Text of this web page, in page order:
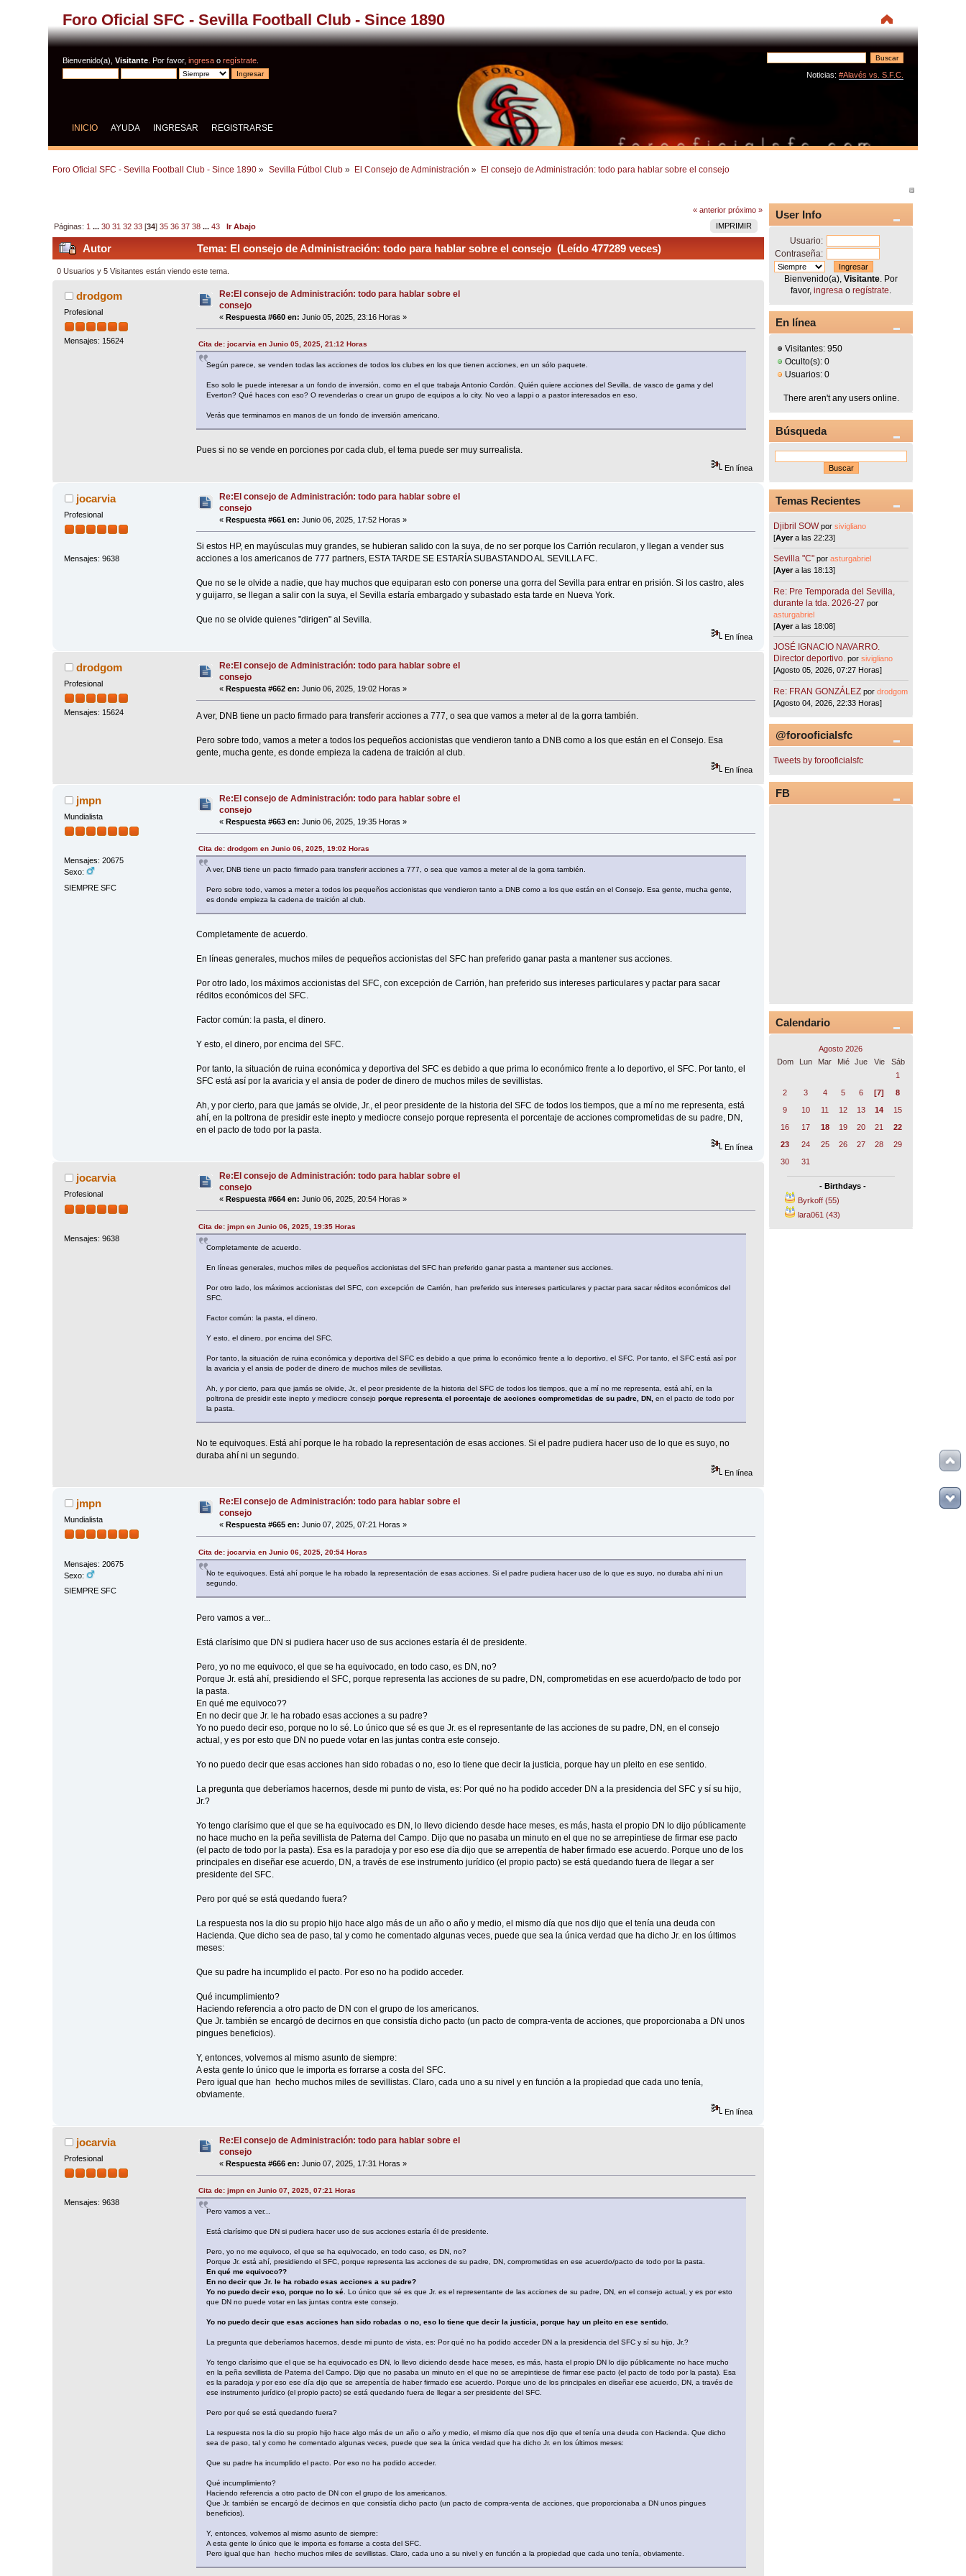
Foro Oficial SFC - Sevilla Football Club - Since 1890
Bienvenido(a),Visitante . Por favor,ingresa oregístrate
Noticias: #Alavés vs. S.F.C.
INICIO AYUDA INGRESAR REGISTRARSE
Foro Oficial SFC - Sevilla Football Club - Since 1890 » Sevilla Fútbol Club» El Consejo de Administración » El consejo de Administración: todo para hablar sobre el consejo
« anterior próximo »
IMPRIMIR
Páginas: 1 ...30 31 32 33 [34]35 36 37 38 ...43 Ir Abajo
Autor Tema: El consejo de Administración: todo para hablar sobre el consejo (Leído 477289 veces)
0 Usuarios y 5 Visitantes están viendo este tema.
drodgom
Profesional
Mensajes: 15624
Re:El consejo de Administración: todo para hablar sobre el
consejo
«Respuesta #660 en: Junio 05, 2025, 23:16 Horas »
Cita de: jocarvia en Junio 05, 2025, 21:12 Horas
Según parece, se venden todas las acciones de todos los clubes en los que tienen acciones, en un sólo paquete.
Eso solo le puede interesar a un fondo de inversión, como en el que trabaja Antonio Cordón. Quién quiere acciones del Sevilla, de vasco de gama y del
Everton? Qué haces con eso? O revenderlas o crear un grupo de equipos a lo city. No veo a lappi o a pastor interesados en eso.
Verás que terminamos en manos de un fondo de inversión americano.
Pues si no se vende en porciones por cada club, el tema puede ser muy surrealista.
En línea
jocarvia
Profesional
Mensajes: 9638
Re:El consejo de Administración: todo para hablar sobre el
consejo
«Respuesta #661 en: Junio 06, 2025, 17:52 Horas »
Si estos HP, en mayúsculas muy grandes, se hubieran salido con la suya, de no ser porque los Carrión recularon, y llegan a vender sus
acciones a los americanos de 777 partners, ESTA TARDE SE ESTARÍA SUBASTANDO AL SEVILLA FC.
Que no se le olvide a nadie, que hay muchos que equiparan esto con ponerse una gorra del Sevilla para entrar en prisión. Si los castro, ales
y guijarro, se llegan a salir con la suya, el Sevilla estaría embargado y subastado esta tarde en Nueva York.
Que no se olvide quienes "dirigen" al Sevilla.
En línea
drodgom
Profesional
Mensajes: 15624
Re:El consejo de Administración: todo para hablar sobre el
consejo
« Respuesta #662 en: Junio 06, 2025, 19:02 Horas »
A ver, DNB tiene un pacto firmado para transferir acciones a 777, o sea que vamos a meter al de la gorra también.
Pero sobre todo, vamos a meter a todos los pequeños accionistas que vendieron tanto a DNB como a los que están en el Consejo. Esa
gente, mucha gente, es donde empieza la cadena de traición al club.
En línea
jmpn
Mundialista
Mensajes: 20675
Sexo:
SIEMPRE SFC
Re:El consejo de Administración: todo para hablar sobre el
consejo
«Respuesta #663 en: Junio 06, 2025, 19:35 Horas »
Cita de: drodgom en Junio 06, 2025, 19:02 Horas
A ver, DNB tiene un pacto firmado para transferir acciones a 777, o sea que vamos a meter al de la gorra también.
Pero sobre todo, vamos a meter a todos los pequeños accionistas que vendieron tanto a DNB como a los que están en el Consejo. Esa gente, mucha gente,
es donde empieza la cadena de traición al club.
Completamente de acuerdo.
En líneas generales, muchos miles de pequeños accionistas del SFC han preferido ganar pasta a mantener sus acciones.
Por otro lado, los máximos accionistas del SFC, con excepción de Carrión, han preferido sus intereses particulares y pactar para sacar
réditos económicos del SFC.
Factor común: la pasta, el dinero.
Y esto, el dinero, por encima del SFC.
Por tanto, la situación de ruina económica y deportiva del SFC es debido a que prima lo económico frente a lo deportivo, el SFC. Por tanto, el
SFC está así por la avaricia y el ansia de poder de dinero de muchos miles de sevillistas.
Ah, y por cierto, para que jamás se olvide, Jr., el peor presidente de la historia del SFC de todos los tiempos, que a mí no me representa, está
ahí, en la poltrona de presidir este inepto y mediocre consejo porque representa el porcentaje de acciones comprometidas de su padre, DN,
en el pacto de todo por la pasta.
En línea
jocarvia
Profesional
Mensajes: 9638
Re:El consejo de Administración: todo para hablar sobre el
consejo
« Respuesta #664 en: Junio 06, 2025, 20:54 Horas »
Cita de: jmpn en Junio 06, 2025, 19:35 Horas
Completamente de acuerdo.
En líneas generales, muchos miles de pequeños accionistas del SFC han preferido ganar pasta a mantener sus acciones.
Por otro lado, los máximos accionistas del SFC, con excepción de Carrión, han preferido sus intereses particulares y pactar para sacar réditos económicos del
SFC.
Factor común: la pasta, el dinero.
Y esto, el dinero, por encima del SFC.
Por tanto, la situación de ruina económica y deportiva del SFC es debido a que prima lo económico frente a lo deportivo, el SFC. Por tanto, el SFC está así por
la avaricia y el ansia de poder de dinero de muchos miles de sevillistas.
Ah, y por cierto, para que jamás se olvide, Jr., el peor presidente de la historia del SFC de todos los tiempos, que a mí no me representa, está ahí, en la
poltrona de presidir este inepto y mediocre consejo porque representa el porcentaje de acciones comprometidas de su padre, DN, en el pacto de todo por
la pasta.
No te equivoques. Está ahí porque le ha robado la representación de esas acciones. Si el padre pudiera hacer uso de lo que es suyo, no
duraba ahí ni un segundo.
En línea
jmpn
Mundialista
Mensajes: 20675
Sexo:
SIEMPRE SFC
Re:El consejo de Administración: todo para hablar sobre el
consejo
«Respuesta #665 en: Junio 07, 2025, 07:21 Horas »
Cita de: jocarvia en Junio 06, 2025, 20:54 Horas
No te equivoques. Está ahí porque le ha robado la representación de esas acciones. Si el padre pudiera hacer uso de lo que es suyo, no duraba ahí ni un
segundo.
Pero vamos a ver...
Está clarísimo que DN si pudiera hacer uso de sus acciones estaría él de presidente.
Pero, yo no me equivoco, el que se ha equivocado, en todo caso, es DN, no?
Porque Jr. está ahí, presidiendo el SFC, porque representa las acciones de su padre, DN, comprometidas en ese acuerdo/pacto de todo por
la pasta.
En qué me equivoco??
En no decir que Jr. le ha robado esas acciones a su padre?
Yo no puedo decir eso, porque no lo sé. Lo único que sé es que Jr. es el representante de las acciones de su padre, DN, en el consejo
actual, y es por esto que DN no puede votar en las juntas contra este consejo.
Yo no puedo decir que esas acciones han sido robadas o no, eso lo tiene que decir la justicia, porque hay un pleito en ese sentido.
La pregunta que deberíamos hacernos, desde mi punto de vista, es: Por qué no ha podido acceder DN a la presidencia del SFC y sí su hijo,
Jr.?
Yo tengo clarísimo que el que se ha equivocado es DN, lo llevo diciendo desde hace meses, es más, hasta el propio DN lo dijo públicamente
no hace mucho en la peña sevillista de Paterna del Campo. Dijo que no pasaba un minuto en el que no se arrepintiese de firmar ese pacto
(el pacto de todo por la pasta). Esa es la paradoja y por eso ese día dijo que se arrepentía de haber firmado ese acuerdo. Porque uno de los
principales en diseñar ese acuerdo, DN, a través de ese instrumento jurídico (el propio pacto) se está quedando fuera de llegar a ser
presidente del SFC.
Pero por qué se está quedando fuera?
La respuesta nos la dio su propio hijo hace algo más de un año o año y medio, el mismo día que nos dijo que el tenía una deuda con
Hacienda. Que dicho sea de paso, tal y como he comentado algunas veces, puede que sea la única verdad que ha dicho Jr. en los últimos
meses:
Que su padre ha incumplido el pacto. Por eso no ha podido acceder.
Qué incumplimiento?
Haciendo referencia a otro pacto de DN con el grupo de los americanos.
Que Jr. también se encargó de decirnos en que consistía dicho pacto (un pacto de compra-venta de acciones, que proporcionaba a DN unos
pingues beneficios).
Y, entonces, volvemos al mismo asunto de siempre:
A esta gente lo único que le importa es forrarse a costa del SFC.
Pero igual que han hecho muchos miles de sevillistas. Claro, cada uno a su nivel y en función a la propiedad que cada uno tenía,
obviamente.
En línea
jocarvia
Profesional
Mensajes: 9638
Re:El consejo de Administración: todo para hablar sobre el
consejo
«Respuesta #666 en: Junio 07, 2025, 17:31 Horas »
Cita de: jmpn en Junio 07, 2025, 07:21 Horas
Pero vamos a ver...
Está clarísimo que DN si pudiera hacer uso de sus acciones estaría él de presidente.
Pero, yo no me equivoco, el que se ha equivocado, en todo caso, es DN, no?
Porque Jr. está ahí, presidiendo el SFC, porque representa las acciones de su padre, DN, comprometidas en ese acuerdo/pacto de todo por la pasta.
En qué me equivoco??
En no decir que Jr. le ha robado esas acciones a su padre?
Yo no puedo decir eso, porque no lo sé. Lo único que sé es que Jr. es el representante de las acciones de su padre, DN, en el consejo actual, y es por esto
que DN no puede votar en las juntas contra este consejo.
Yo no puedo decir que esas acciones han sido robadas o no, eso lo tiene que decir la justicia, porque hay un pleito en ese sentido.
La pregunta que deberíamos hacernos, desde mi punto de vista, es: Por qué no ha podido acceder DN a la presidencia del SFC y sí su hijo, Jr.?
Yo tengo clarísimo que el que se ha equivocado es DN, lo llevo diciendo desde hace meses, es más, hasta el propio DN lo dijo públicamente no hace mucho
en la peña sevillista de Paterna del Campo. Dijo que no pasaba un minuto en el que no se arrepintiese de firmar ese pacto (el pacto de todo por la pasta). Esa
es la paradoja y por eso ese día dijo que se arrepentía de haber firmado ese acuerdo. Porque uno de los principales en diseñar ese acuerdo, DN, a través de
ese instrumento jurídico (el propio pacto) se está quedando fuera de llegar a ser presidente del SFC.
Pero por qué se está quedando fuera?
La respuesta nos la dio su propio hijo hace algo más de un año o año y medio, el mismo día que nos dijo que el tenía una deuda con Hacienda. Que dicho
sea de paso, tal y como he comentado algunas veces, puede que sea la única verdad que ha dicho Jr. en los últimos meses:
Que su padre ha incumplido el pacto. Por eso no ha podido acceder.
Qué incumplimiento?
Haciendo referencia a otro pacto de DN con el grupo de los americanos.
Que Jr. también se encargó de decirnos en que consistía dicho pacto (un pacto de compra-venta de acciones, que proporcionaba a DN unos pingues
beneficios).
Y, entonces, volvemos al mismo asunto de siempre:
A esta gente lo único que le importa es forrarse a costa del SFC.
Pero igual que han hecho muchos miles de sevillistas. Claro, cada uno a su nivel y en función a la propiedad que cada uno tenía, obviamente.
User Info
Usuario:
Contraseña:
Bienvenido(a),Visitante . Por
favor,ingresa oregístrate
En línea
Visitantes: 950
Oculto(s): 0
Usuarios: 0
There aren't any users online.
Búsqueda
Temas Recientes
Djibril SOW porsivigliano
[Ayera las 22:23]
Sevilla "C"porasturgabriel
[Ayera las 18:13]
Re: Pre Temporada del Sevilla,
durante la tda. 2026-27 por
asturgabriel
[Ayera las 18:08]
JOSÉ IGNACIO NAVARRO.
Director deportivo. porsivigliano
[Agosto 05, 2026, 07:27 Horas]
Re: FRAN GONZÁLEZ pordrodgom
[Agosto 04, 2026, 22:33 Horas]
@forooficialsfc
Tweets by forooficialsfc
FB
Calendario
Agosto 2026
Dom
Lun Mar Mié Jue Vie
Sáb
1
2
3 4 5 6 [7]
8
9
10 11 12 13 14
15
16
17 18 19 20 21
22
23
24 25 26 27 28
29
30
31
- Birthdays -
Byrkoff (55)
lara061 (43)